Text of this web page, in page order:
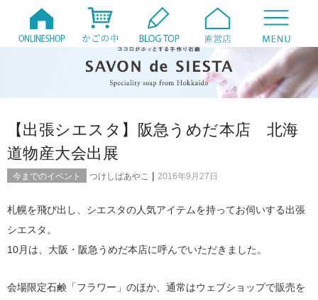
【出張シエスタ】阪急うめだ本店 北海
道物産大会出展
今までのイベント つけしばあやこ | 2016年9月27日
札幌を飛び出し、シエスタの人気アイテムを持ってお伺いする出張
シエスタ。
10月は、大阪・阪急うめだ本店に呼んでいただきました。
会場限定石鹸「フラワー」のほか、通常はウェブショップで販売を